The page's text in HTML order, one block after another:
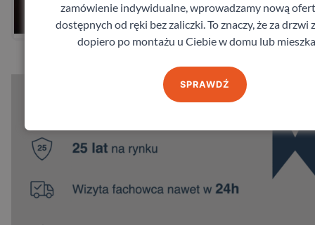
Zamów pomiar
zamówienie indywidualne, wprowadzamy nową
dostępnych od ręki bez zaliczki. To znaczy, że za drzwi
dopiero po montażu u Ciebie w domu lub
SPRAWDŹ